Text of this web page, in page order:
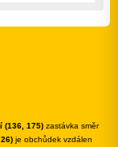
(136, 175) zastávka směr
je obchůdek vzdálen